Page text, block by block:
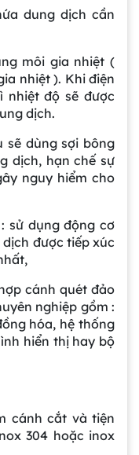
dung dịch cần
môi gia nhiệt (
nhiệt ). Khi điện
nhiệt độ sẽ được
dịch.
sẽ dùng sợi bông
dịch, hạn chế sự
nguy hiểm cho
sử dụng động cơ
được tiếp xúc
cánh quét đảo
nghiệp gồm :
hóa, hệ thống
hiển thị hay bộ
cánh cắt và tiện
304 hoặc inox